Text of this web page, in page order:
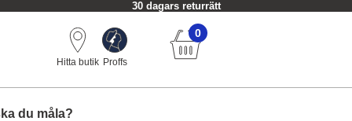
30 dagars returrätt
Hitta butik Proffs
0
du måla?